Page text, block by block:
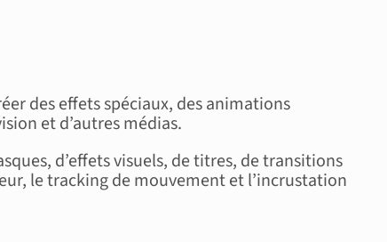
des effets spéciaux, des animations
et d’autres médias.
d’effets visuels, de titres, de transitions
le tracking de mouvement et l’incrustation